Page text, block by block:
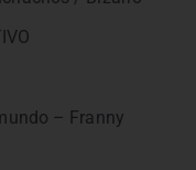
– Franny